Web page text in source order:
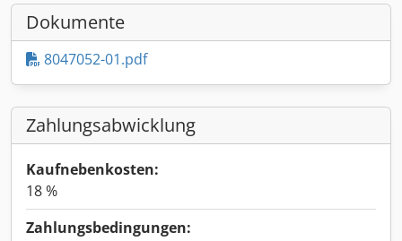
Dokumente
8047052-01.pdf
Zahlungsabwicklung
Kaufnebenkosten:
18 %
Zahlungsbedingungen: